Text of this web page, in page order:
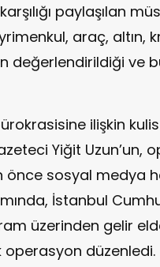
paylaşılan
araç, altın,
değerlendirildiği ve
ilişkin kulis
Yiğit Uzun’un,
önce sosyal medya
İstanbul
üzerinden gelir
operasyon düzenledi.